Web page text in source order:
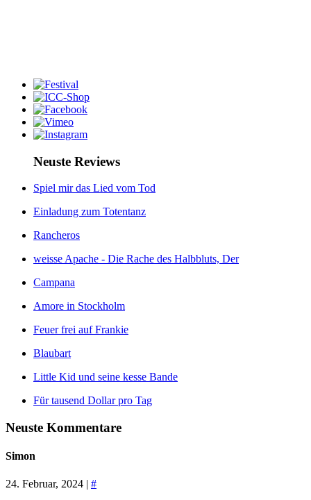
Neuste Reviews
Spiel mir das Lied vom Tod
Einladung zum Totentanz
Rancheros
weisse Apache - Die Rache des Halbbluts, Der
Campana
Amore in Stockholm
Feuer frei auf Frankie
Blaubart
Little Kid und seine kesse Bande
Für tausend Dollar pro Tag
Neuste Kommentare
Simon
24. Februar, 2024 | #